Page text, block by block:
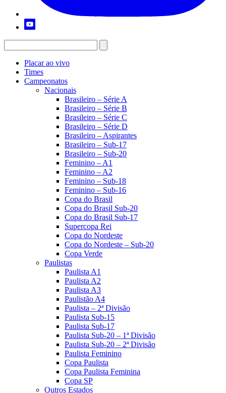
Placar ao vivo
Times
Campeonatos
Nacionais
Brasileiro – Série A
Brasileiro – Série B
Brasileiro – Série C
Brasileiro – Série D
Brasileiro – Aspirantes
Brasileiro – Sub-17
Brasileiro – Sub-20
Feminino – A1
Feminino – A2
Feminino – Sub-18
Feminino – Sub-16
Copa do Brasil
Copa do Brasil Sub-20
Copa do Brasil Sub-17
Supercopa Rei
Copa do Nordeste
Copa do Nordeste – Sub-20
Copa Verde
Paulistas
Paulista A1
Paulista A2
Paulista A3
Paulistão A4
Paulista – 2ª Divisão
Paulista Sub-15
Paulista Sub-17
Paulista Sub-20 – 1ª Divisão
Paulista Sub-20 – 2ª Divisão
Paulista Feminino
Copa Paulista
Copa Paulista Feminina
Copa SP
Outros Estados